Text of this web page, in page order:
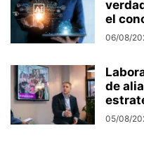
el
06/08/
de
05/08/